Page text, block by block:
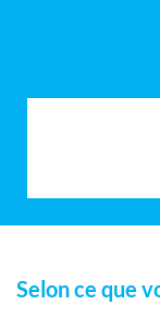
Selon ce que